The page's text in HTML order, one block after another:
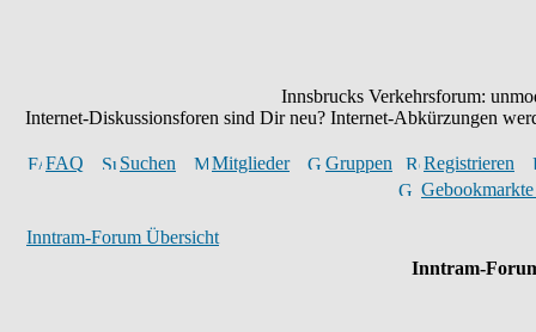
Innsbrucks Verkehrsforum:
Internet-Diskussionsforen sind Dir neu? Internet-Abkürzungen
FAQ Suchen Mitglieder Gruppen
Registrieren
Inntram-Forum Übersicht
Inntram-